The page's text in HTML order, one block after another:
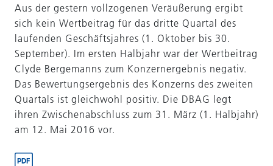
Aus der gestern vollzogenen Veräußerung ergibt
sich kein Wertbeitrag für das dritte Quartal des
laufenden Geschäftsjahres (1. Oktober bis 30.
September). Im ersten Halbjahr war der Wertbeitrag
Clyde Bergemanns zum Konzernergebnis negativ.
Das Bewertungsergebnis des Konzerns des zweiten
Quartals ist gleichwohl positiv. Die DBAG legt
ihren Zwischenabschluss zum 31. März (1. Halbjahr)
am 12. Mai 2016 vor.